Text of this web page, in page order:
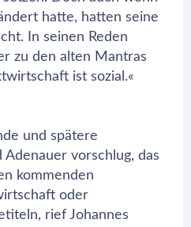
hatte, hatten seine
In seinen Reden
zu den alten Mantras
ist sozial.«
und spätere
Adenauer vorschlug, das
kommenden
oder
rief Johannes